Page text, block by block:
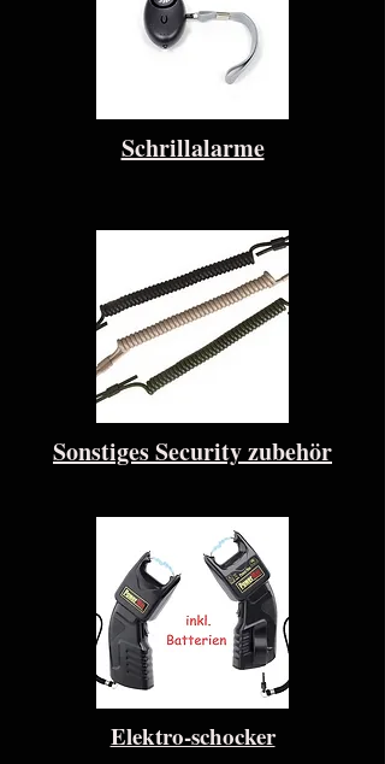
Schrillalarme
Sonstiges Security zubehör
Elektro-schocker